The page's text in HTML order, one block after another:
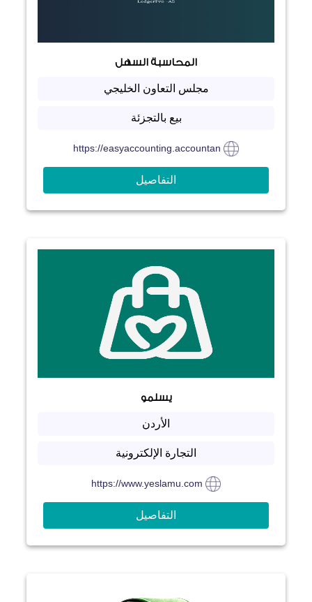
المحاسبة السهل
مجلس التعاون الخليجي
بيع بالتجزئة
https://easyaccounting.accountan
التفاصيل
يسلمو
الأردن
التجارة الإلكترونية
https://www.yeslamu.com
التفاصيل